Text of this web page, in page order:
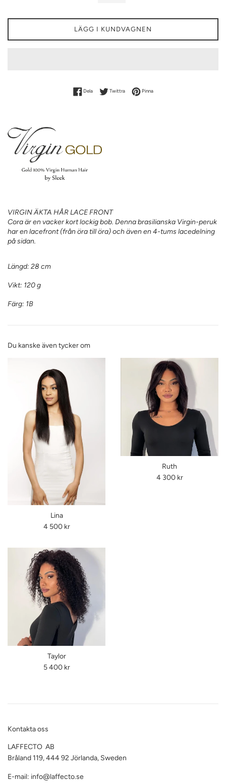
LÄGG I KUNDVAGNEN
DelaDela på Facebook
TwittraDela på Twitter
PinnaDela på Pinterest
VIRGIN ÄKTA HÅR LACE FRONT
Cora är en vacker kort lockig bob. Denna brasilianska Virgin-peruk
har en lacefront (från öra till öra) och även en 4-tums lacedelning
på sidan.
Längd: 28 cm
Vikt: 120 g
Färg: 1B
Du kanske även tycker om
Lina
Ordinarie
4 500 kr
Ruth
Ordinarie
4 300 kr
Taylor
Ordinarie
5 400 kr
Kontakta oss
LAFFECTO AB
Bråland 119, 444 92 Jörlanda, Sweden
E-mail: info@laffecto.se